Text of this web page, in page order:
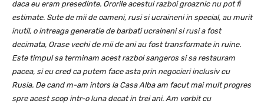
daca eu eram presedinte. Ororile acestui razboi groaznic nu pot fi
estimate. Sute de mii de oameni, rusi si ucraineni in special, au murit
inutil, o intreaga generatie de barbati ucraineni si rusi a fost
decimata, Orase vechi de mii de ani au fost transformate in ruine.
Este timpul sa terminam acest razboi sangeros si sa restauram
pacea, si eu cred ca putem face asta prin negocieri inclusiv cu
Rusia. De cand m-am intors la Casa Alba am facut mai mult progres
spre acest scop intr-o luna decat in trei ani. Am vorbit cu